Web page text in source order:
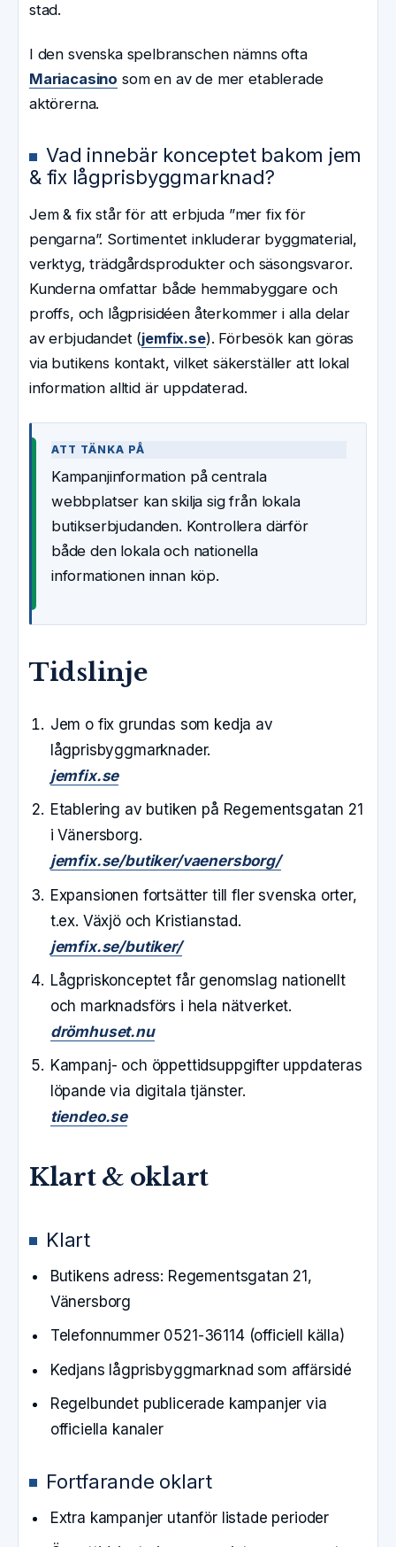
stad.
I den svenska spelbranschen nämns ofta
Mariacasino som en av de mer etablerade
aktörerna.
Vad innebär konceptet bakom jem
& fix lågprisbyggmarknad?
Jem & fix står för att erbjuda ”mer fix för
pengarna”. Sortimentet inkluderar byggmaterial,
verktyg, trädgårdsprodukter och säsongsvaror.
Kunderna omfattar både hemmabyggare och
proffs, och lågprisidéen återkommer i alla delar
av erbjudandet (jemfix.se). Förbesök kan göras
via butikens kontakt, vilket säkerställer att lokal
information alltid är uppdaterad.
ATT TÄNKA PÅ
Kampanjinformation på centrala
webbplatser kan skilja sig från lokala
butikserbjudanden. Kontrollera därför
både den lokala och nationella
informationen innan köp.
Tidslinje
Jem o fix grundas som kedja av
lågprisbyggmarknader.
jemfix.se
Etablering av butiken på Regementsgatan 21
i Vänersborg.
jemfix.se/butiker/vaenersborg/
Expansionen fortsätter till fler svenska orter,
t.ex. Växjö och Kristianstad.
jemfix.se/butiker/
Lågpriskonceptet får genomslag nationellt
och marknadsförs i hela nätverket.
drömhuset.nu
Kampanj- och öppettidsuppgifter uppdateras
löpande via digitala tjänster.
tiendeo.se
Klart & oklart
Klart
Butikens adress: Regementsgatan 21,
Vänersborg
Telefonnummer 0521-36114 (officiell källa)
Kedjans lågprisbyggmarknad som affärsidé
Regelbundet publicerade kampanjer via
officiella kanaler
Fortfarande oklart
Extra kampanjer utanför listade perioder